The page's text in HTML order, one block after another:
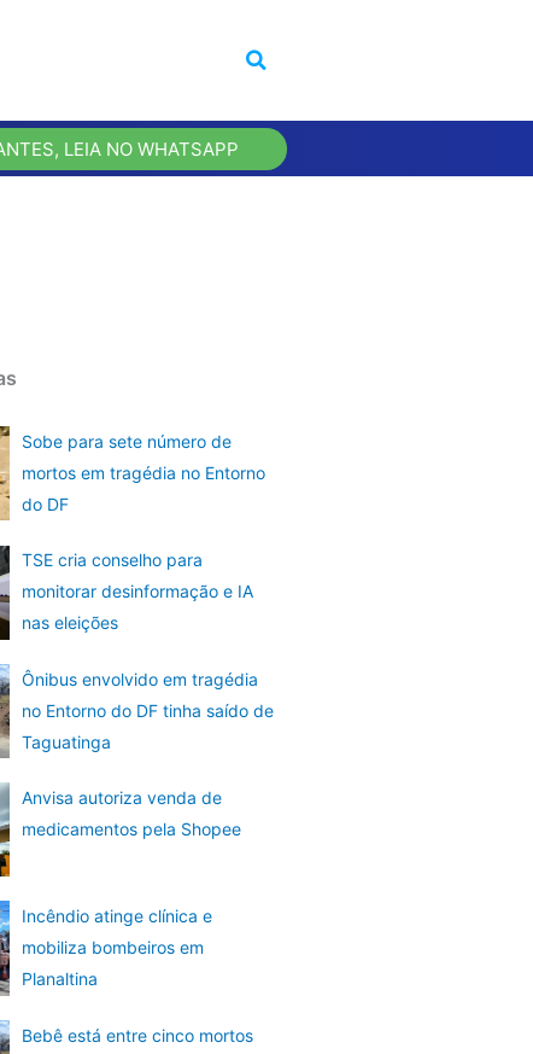
LEIA NO WHATSAPP
Sobe para sete número de
mortos em tragédia no Entorno
do DF
TSE cria conselho para
monitorar desinformação e IA
nas eleições
Ônibus envolvido em tragédia
no Entorno do DF tinha saído de
Taguatinga
Anvisa autoriza venda de
medicamentos pela Shopee
Incêndio atinge clínica e
mobiliza bombeiros em
Planaltina
Bebê está entre cinco mortos